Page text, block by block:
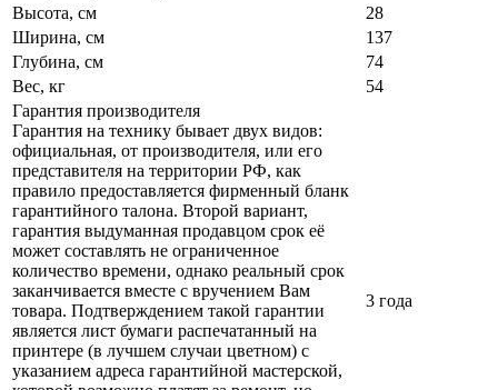
Высота, см
28
Ширина, см
137
Глубина, см
74
Вес, кг
54
Гарантия производителя
Гарантия на технику бывает двух видов:
официальная, от производителя, или его
представителя на территории РФ, как
правило предоставляется фирменный бланк
гарантийного талона. Второй вариант,
гарантия выдуманная продавцом срок её
может составлять не ограниченное
количество времени, однако реальный срок
заканчивается вместе с вручением Вам
товара. Подтверждением такой гарантии
является лист бумаги распечатанный на
принтере (в лучшем случаи цветном) с
указанием адреса гарантийной мастерской,
3 года